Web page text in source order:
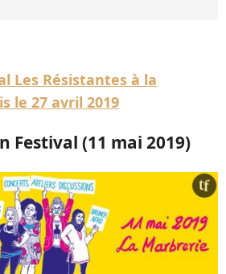
Les Résistantes à la
le 27 avril 2019
Festival (11 mai 2019)